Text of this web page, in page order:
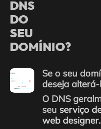
DNS
DO
SEU
DOMÍNIO?
Se o seu
deseja
O DNS
seu serviço
web designer.